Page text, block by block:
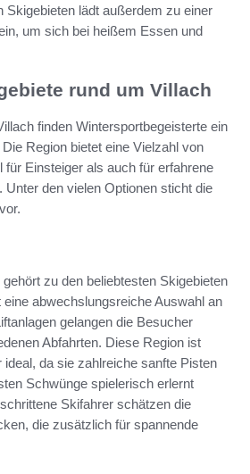
Skigebieten lädt außerdem zu einer
um sich bei heißem Essen und
rund um Villach
finden Wintersportbegeisterte ein
Region bietet eine Vielzahl von
für Einsteiger als auch für erfahrene
Unter den vielen Optionen sticht die
zu den beliebtesten Skigebieten
abwechslungsreiche Auswahl an
gelangen die Besucher
Abfahrten. Diese Region ist
ideal, da sie zahlreiche sanfte Pisten
Schwünge spielerisch erlernt
Skifahrer schätzen die
die zusätzlich für spannende